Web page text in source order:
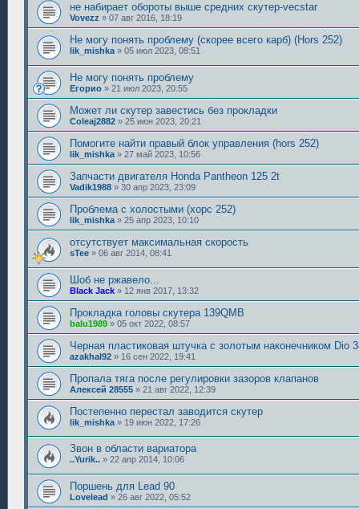
не набирает обороты выше средних скутер-vecstar
Vovezz » 07 авг 2016, 18:19
Не могу понять проблему (скорее всего карб) (Hors 252)
lik_mishka » 05 июл 2023, 08:51
Не могу понять проблему
Егорио » 21 июл 2023, 20:55
Может ли скутер завестись без прокладки
Coleaj2882 » 25 июн 2023, 20:21
Помогите найти правый блок управления (hors 252)
lik_mishka » 27 май 2023, 10:56
Запчасти двигателя Honda Pantheon 125 2t
Vadik1988 » 30 апр 2023, 23:09
Проблема с холостыми (хорс 252)
lik_mishka » 25 апр 2023, 10:10
отсутствует максимальная скорость
sTee » 06 авг 2014, 08:41
Шоб не ржавело...
Black Jack » 12 янв 2017, 13:32
Прокладка головы скутера 139QMB
balu1989 » 05 окт 2022, 08:57
Черная пластиковая штучка с золотым наконечником Dio
azakhal92 » 16 сен 2022, 19:41
Пропала тяга после регулировки зазоров клапанов
Алексей 28555 » 21 авг 2022, 12:39
Постепенно перестал заводится скутер
lik_mishka » 19 июн 2022, 17:26
Звон в области вариатора
..Yurik.. » 22 апр 2014, 10:06
Поршень для Lead 90
Lovelead » 26 авг 2022, 05:52